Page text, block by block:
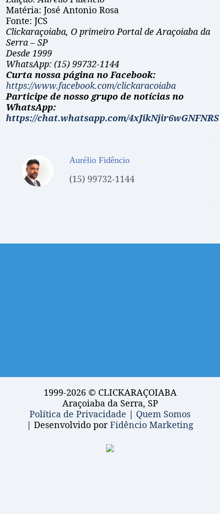
Matéria: José Antonio Rosa
Fonte: JCS
Clickaraçoiaba, O primeiro Portal de Araçoiaba da
Serra – SP
Desde 1999
WhatsApp: (15) 99732-1144
Curta nossa página no Facebook:
https://www.facebook.com/clickaracoiaba
Participe de nosso grupo de notícias no
WhatsApp:
https://chat.whatsapp.com/4xJikNjir6wGNFNRS
Aurélio Fidêncio
(15) 99732-1144
1999-2026 © CLICKARAÇOIABA
Araçoiaba da Serra, SP
Política de Privacidade | Quem Somos
| Desenvolvido porFidêncio Marketing